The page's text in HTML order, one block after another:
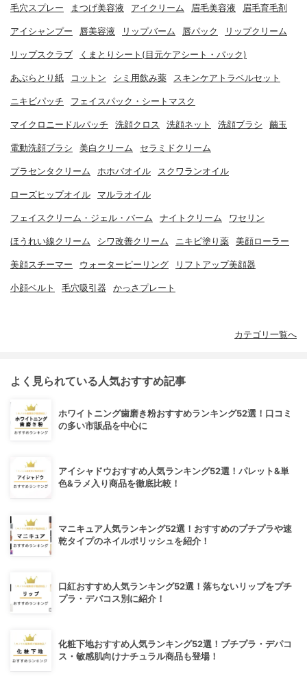
毛穴スプレー まつげ美容液 アイクリーム 眉毛美容液 眉毛育毛剤
アイシャンプー 唇美容液 リップバーム 唇パック リップクリーム
リップスクラブ くまとりシート(目元ケアシート・パック)
あぶらとり紙 コットン シミ用飲み薬 スキンケアトラベルセット
ニキビパッチ フェイスパック・シートマスク
マイクロニードルパッチ 洗顔クロス 洗顔ネット 洗顔ブラシ 繭玉
電動洗顔ブラシ 美白クリーム セラミドクリーム
プラセンタクリーム ホホバオイル スクワランオイル
ローズヒップオイル マルラオイル
フェイスクリーム・ジェル・バーム ナイトクリーム ワセリン
ほうれい線クリーム シワ改善クリーム ニキビ塗り薬 美顔ローラー
美顔スチーマー ウォーターピーリング リフトアップ美顔器
小顔ベルト 毛穴吸引器 かっさプレート
カテゴリ一覧へ
よく見られている人気おすすめ記事
ホワイトニング歯磨き粉おすすめランキング52選！口コミ
の多い市販品を中心に
アイシャドウおすすめ人気ランキング52選！パレット&単
色&ラメ入り商品を徹底比較！
マニキュア人気ランキング52選！おすすめのプチプラや速
乾タイプのネイルポリッシュを紹介！
口紅おすすめ人気ランキング52選！落ちないリップをプチ
プラ・デパコス別に紹介！
化粧下地おすすめ人気ランキング52選！プチプラ・デパコ
ス・敏感肌向けナチュラル商品も登場！